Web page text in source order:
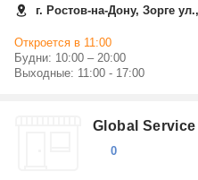
г. Ростов-на-Дону, Зорге
Откроется в 11:00
Будни: 10:00 – 20:00
Выходные: 11:00 - 17:00
Global
0